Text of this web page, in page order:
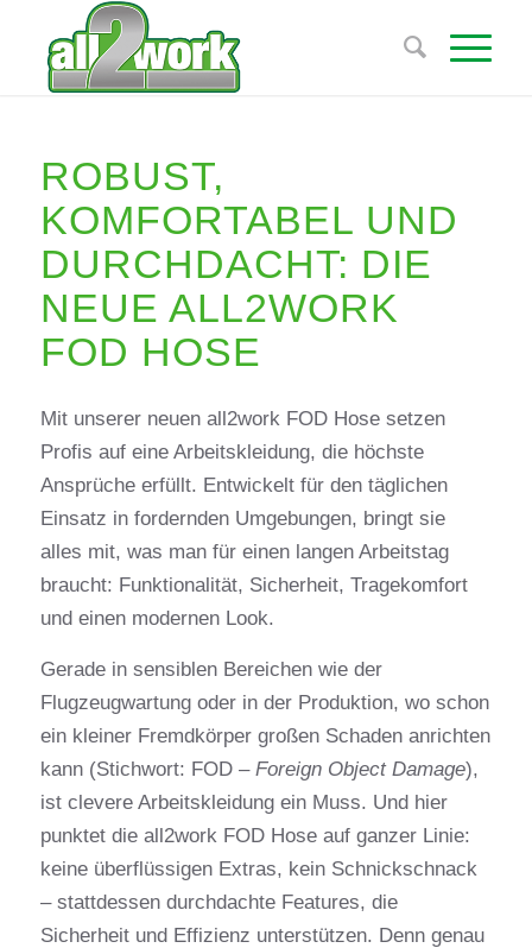
ROBUST,
KOMFORTABEL UND
DURCHDACHT: DIE
NEUE ALL2WORK
FOD HOSE
Mit unserer neuen all2work FOD Hose setzen
Profis auf eine Arbeitskleidung, die höchste
Ansprüche erfüllt. Entwickelt für den täglichen
Einsatz in fordernden Umgebungen, bringt sie
alles mit, was man für einen langen Arbeitstag
braucht: Funktionalität, Sicherheit, Tragekomfort
und einen modernen Look.
Gerade in sensiblen Bereichen wie der
Flugzeugwartung oder in der Produktion, wo schon
ein kleiner Fremdkörper großen Schaden anrichten
kann (Stichwort: FOD – Foreign Object Damage),
ist clevere Arbeitskleidung ein Muss. Und hier
punktet die all2work FOD Hose auf ganzer Linie:
keine überflüssigen Extras, kein Schnickschnack
– stattdessen durchdachte Features, die
Sicherheit und Effizienz unterstützen. Denn genau